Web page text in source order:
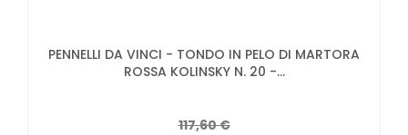
PENNELLI DA VINCI - TONDO IN PELO DI MARTORA
ROSSA KOLINSKY N. 20 -...
117,60 €